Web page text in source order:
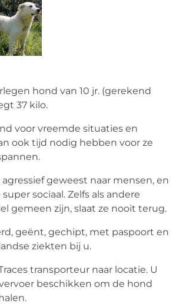
hond van 10 jr. (gerekend
37 kilo.
voor vreemde situaties en
ook tijd nodig hebben voor ze
geweest naar mensen, en
sociaal. Zelfs als andere
gemeen zijn, slaat ze nooit terug.
geënt, gechipt, met paspoort en
ziekten bij u.
transporteur naar locatie. U
beschikken om de hond